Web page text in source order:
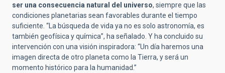
ser una consecuencia natural del universo, siempre que las
condiciones planetarias sean favorables durante el tiempo
suficiente. “La búsqueda de vida ya no es solo astronomía, es
también geofísica y química”, ha señalado. Y ha concluido su
intervención con una visión inspiradora: “Un día haremos una
imagen directa de otro planeta como la Tierra, y será un
momento histórico para la humanidad.”